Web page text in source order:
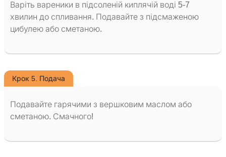
Варіть вареники в підсоленій киплячій воді 5-7
хвилин до спливання. Подавайте з підсмаженою
цибулею або сметаною.
Крок 5. Подача
Подавайте гарячими з вершковим маслом або
сметаною. Смачного!